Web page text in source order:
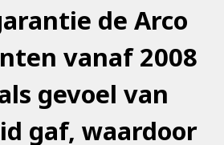
de Arco
vanaf 2008
gevoel van
gaf, waardoor